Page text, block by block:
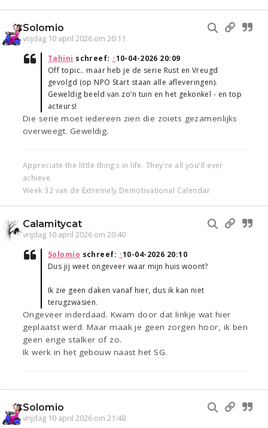
Solomio
vrijdag 10 april 2026 om 20:11
Tahini schreef: ↑10-04-2026 20:09
Off topic.. maar heb je de serie Rust en Vreugd
gevolgd (op NPO Start staan alle afleveringen).
Geweldig beeld van zo’n tuin en het gekonkel - en top
acteurs!
Die serie moet iedereen zien die zoiets gezamenlijks
overweegt. Geweldig.
Appreciate the little things in life. They're all you'll ever
achieve.
Week 32 van de Extremely Demotivational Calendar
Calamitycat
vrijdag 10 april 2026 om 20:40
Solomio schreef: ↑10-04-2026 20:10
Dus jij weet ongeveer waar mijn huis woont?
Ik zie geen daken vanaf hier, dus ik kan niet
terugzwasien.
Ongeveer inderdaad. Kwam door dat linkje wat hier
geplaatst werd. Maar maak je geen zorgen hoor, ik ben
geen enge stalker of zo.
Ik werk in het gebouw naast het SG.
Solomio
vrijdag 10 april 2026 om 21:48